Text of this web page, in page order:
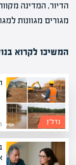
הדיור, המדינה
מגורים מגוונות
המשיכו לקרוא
נדל”ן